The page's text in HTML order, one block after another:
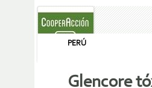
PERÚ
Glencore